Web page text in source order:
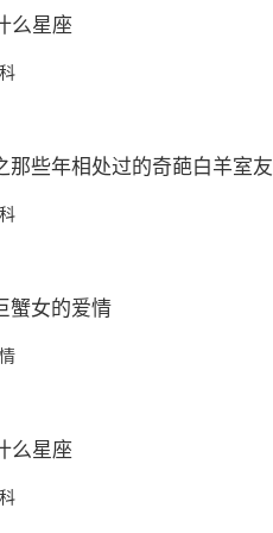
么星座
那些年相处过的奇葩白羊室友
蟹女的爱情
么星座